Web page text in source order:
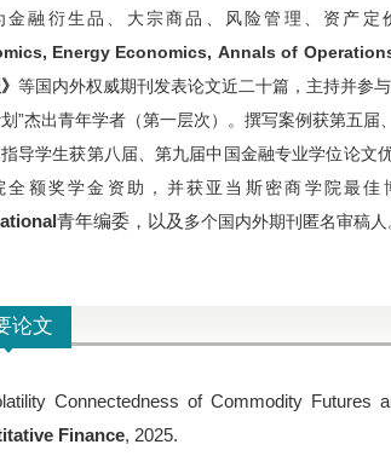
金融衍生品、大宗商品、风险管理、资产定
Energy Economics, Annals of
等国内外权威期刊发表论文近二十篇，主持并参
”杰出青年学者（第一层次）。 撰写案例获第五届
导学生获第八届、第九届中国金融专业学位论文
全额奖学金资助，并获亚当斯密商学院最佳
青年编委，以及 多个国内外期刊匿名审稿
论文
Connectedness of Commodity Futures
Finance, 2025.